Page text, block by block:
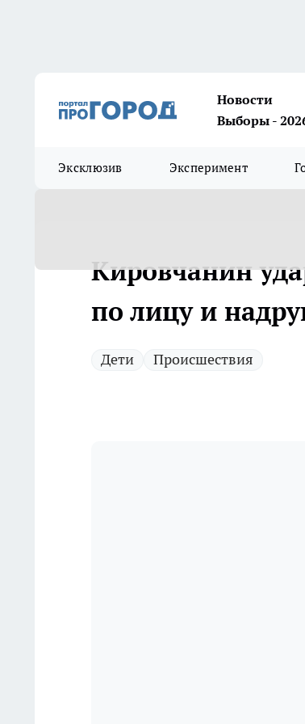
Новости
Выборы -
Эксклюзив Эксперимент
Кировчанин
по лицу и
Дети Происшествия